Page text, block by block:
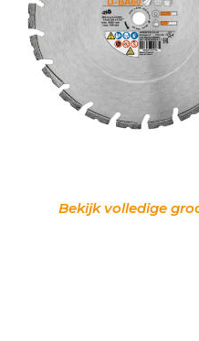
Bekijk volledige